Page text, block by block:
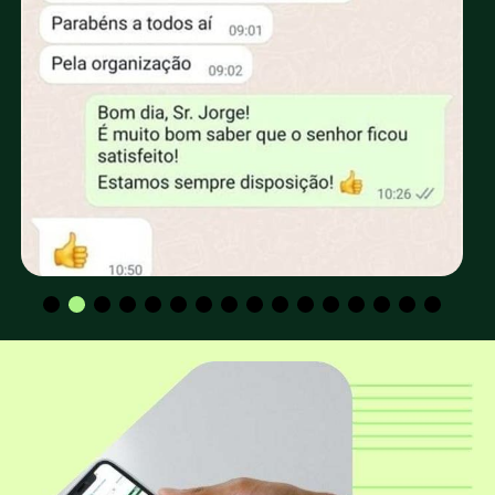
Como faço para conseguir FRETE GRÁTIS?
Existe algum desconto especial para
retirada no depósito da EUCATRATUS?
Os valores para CPF e CNPJ são os mesmos?
Qual a altura padrão dos mourões
utilizados para construção de cerca e
Qual o diâmetro mais utilizado para
construção de cerca e curral?